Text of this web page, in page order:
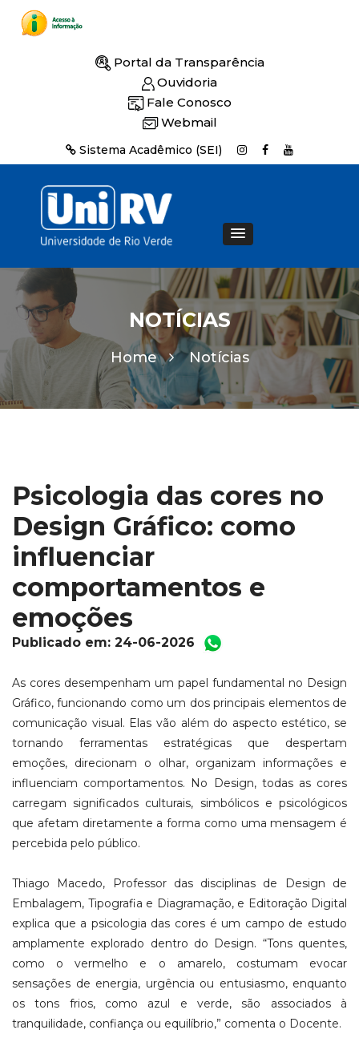
Portal da Transparência
Ouvidoria
Fale Conosco
Webmail
Sistema Acadêmico (SEI)
NOTÍCIAS
Home Notícias
Psicologia das cores no
Design Gráfico: como
influenciar
comportamentos e
emoções
Publicado em: 24-06-2026
As cores desempenham um papel fundamental no Design
Gráfico, funcionando como um dos principais elementos de
comunicação visual. Elas vão além do aspecto estético, se
tornando ferramentas estratégicas que despertam
emoções, direcionam o olhar, organizam informações e
influenciam comportamentos. No Design, todas as cores
carregam significados culturais, simbólicos e psicológicos
que afetam diretamente a forma como uma mensagem é
percebida pelo público.
Thiago Macedo, Professor das disciplinas de Design de
Embalagem, Tipografia e Diagramação, e Editoração Digital
explica que a psicologia das cores é um campo de estudo
amplamente explorado dentro do Design. “Tons quentes,
como o vermelho e o amarelo, costumam evocar
sensações de energia, urgência ou entusiasmo, enquanto
os tons frios, como azul e verde, são associados à
tranquilidade, confiança ou equilíbrio,” comenta o Docente.